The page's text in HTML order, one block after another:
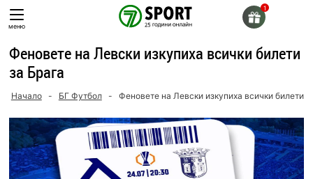
Skip
toменю
Феновете на Левски изкупиха всички билети
за Брага
Начало - БГ Футбол - Феновете на Левски изкупиха всички билети